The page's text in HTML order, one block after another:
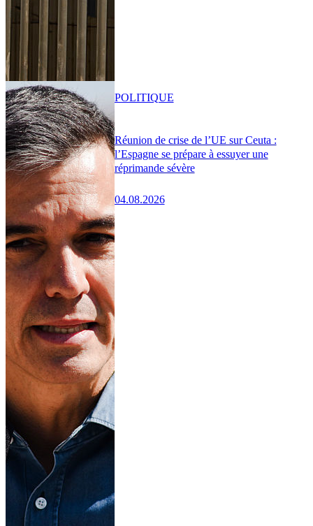
Réunion de crise de l’UE sur Ceuta :
l’Espagne se prépare à essuyer une
réprimande sévère
04.08.2026
POLITIQUE